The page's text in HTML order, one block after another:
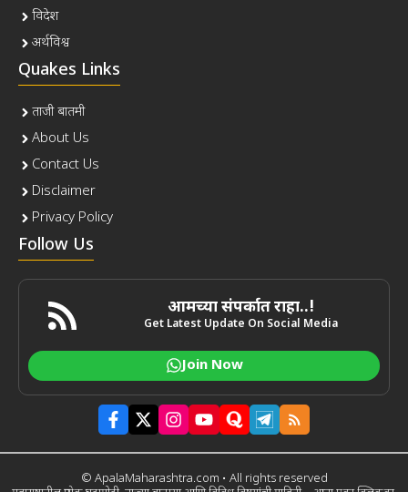
विदेश
अर्थविश्व
Quakes Links
ताजी बातमी
About Us
Contact Us
Disclaimer
Privacy Policy
Follow Us
आमच्या संपर्कात राहा..!
Get Latest Update On Social Media
Join Now
© ApalaMaharashtra.com • All rights reserved